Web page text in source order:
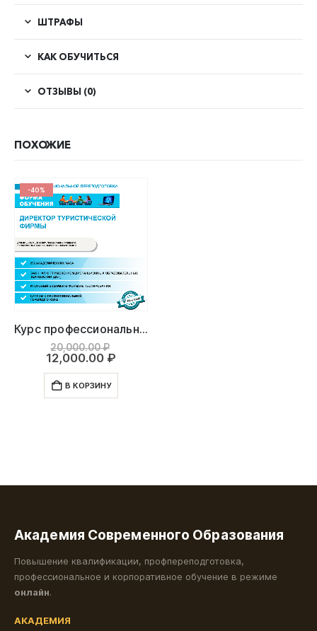
ШТРАФЫ
КАК ОБУЧИТЬСЯ
ОТЗЫВЫ (0)
ПОХОЖИЕ
-40%
Курс профессиональной переподготовки: Директор туристической фирмы
20,000.00₽
цена
20,000.00 ₽.
12,000.00 ₽
В КОРЗИНУ
Академия Современного Образования
Повышение квалификации, профпереподготовка,
профессиональное и корпоративное обучение в режиме
онлайн.
АКАДЕМИЯ